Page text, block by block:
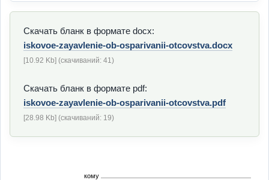
Скачать бланк в формате docx:
iskovoe-zayavlenie-ob-osparivanii-otcovstva.docx
[10.92 Kb] (cкачиваний: 41)
Скачать бланк в формате pdf:
iskovoe-zayavlenie-ob-osparivanii-otcovstva.pdf
[28.98 Kb] (cкачиваний: 19)
кому